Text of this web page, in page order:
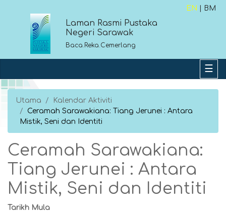
EN | BM
Laman Rasmi Pustaka
Negeri Sarawak
Baca.Reka.Cemerlang
Utama
Kalendar Aktiviti
Ceramah Sarawakiana: Tiang Jerunei : Antara
Mistik, Seni dan Identiti
Ceramah Sarawakiana:
Tiang Jerunei : Antara
Mistik, Seni dan Identiti
Tarikh Mula